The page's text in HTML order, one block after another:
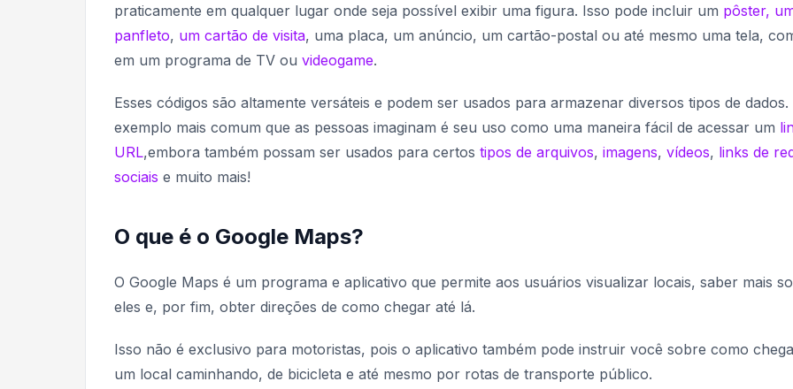
praticamente em qualquer lugar onde seja possível exibir uma figura. Isso pode incluir um pôster,
panfleto, um cartão de visita, uma placa, um anúncio, um cartão-postal ou até mesmo uma tela,
em um programa de TV ou videogame.
Esses códigos são altamente versáteis e podem ser usados para armazenar diversos tipos de dados.
exemplo mais comum que as pessoas imaginam é seu uso como uma maneira fácil de acessar um
URL,embora também possam ser usados para certos tipos de arquivos, imagens, vídeos, links de
sociais e muito mais!
O que é o Google Maps?
O Google Maps é um programa e aplicativo que permite aos usuários visualizar locais, saber mais
eles e, por fim, obter direções de como chegar até lá.
Isso não é exclusivo para motoristas, pois o aplicativo também pode instruir você sobre como
um local caminhando, de bicicleta e até mesmo por rotas de transporte público.